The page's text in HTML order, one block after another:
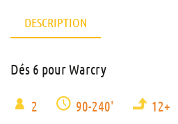
DESCRIPTION
Dés 6 pour Warcry
2 90-240' 12+